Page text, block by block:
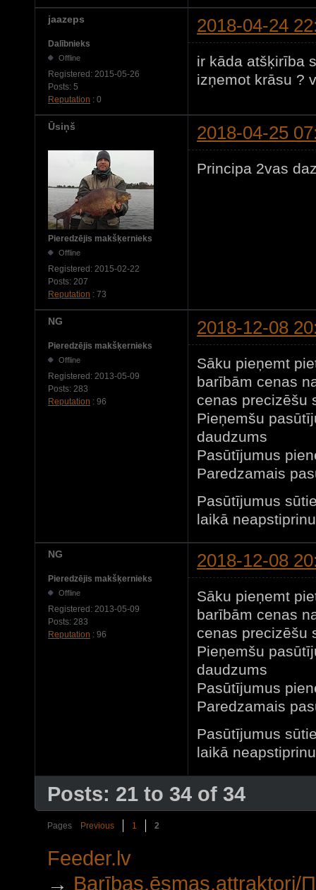
jaazeps 2018-04-24
Dalībnieks
Offline
Registered: 2015-05-26
Posts: 5
Reputation : 0
ir kāda atšķirība
izņemot krāsu ?
Ūsiņš 2018-04-25
Pieredzējis makšķernieks
Offline
Registered: 2015-02-22
Posts: 207
Reputation : 73
Principa 2vas
NG 2018-12-08
Pieredzējis makšķernieks
Offline
Registered: 2013-05-09
Posts: 283
Reputation : 96
Sāku pieņemt
barībām cenas
cenas precizēšu
Pieņemšu
daudzums
Pasūtījumus
Paredzamais
Pasūtījumus
laikā
NG 2018-12-08
Pieredzējis makšķernieks
Offline
Registered: 2013-05-09
Posts: 283
Reputation : 96
Sāku pieņemt
barībām cenas
cenas precizēšu
Pieņemšu
daudzums
Pasūtījumus
Paredzamais
Pasūtījumus
laikā
Posts: 21 to 34 of 34
Pages Previous 1 2
Feeder.lv
→ Barības,ēsmas,attraktori/